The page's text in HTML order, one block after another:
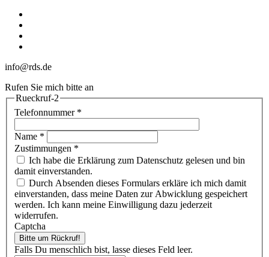
info@rds.de
Rufen Sie mich bitte an
Rueckruf-2
Telefonnummer *
Name *
Zustimmungen *
Ich habe die Erklärung zum Datenschutz gelesen und bin
damit einverstanden.
Durch Absenden dieses Formulars erkläre ich mich damit
einverstanden, dass meine Daten zur Abwicklung gespeichert
werden. Ich kann meine Einwilligung dazu jederzeit
widerrufen.
Captcha
Bitte um Rückruf!
Falls Du menschlich bist, lasse dieses Feld leer.